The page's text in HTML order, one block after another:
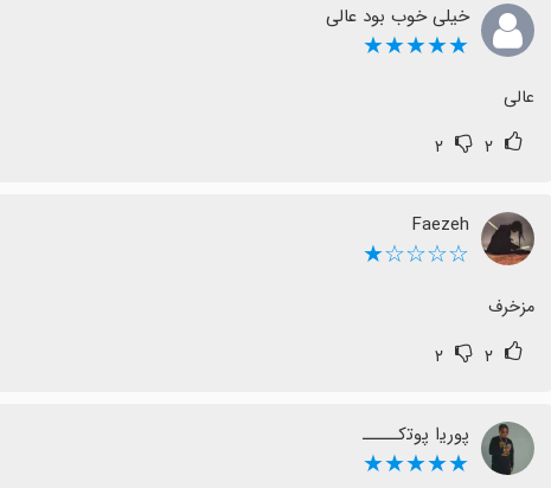
خیلی خوب بود عالی
★★★★★
عالی
۲ ۲
Faezeh
☆☆☆☆★
مزخرف
۲ ۲
پ‍‌وری‍‌ا پ‍‌وت‍‌ک‍‌ـــــ
★★★★★